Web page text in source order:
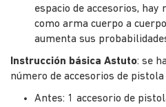
espacio de accesorios,
como arma cuerpo a
aumenta sus
Instrucción básica Astuto: se
número de accesorios de pistola
Antes: 1 accesorio de